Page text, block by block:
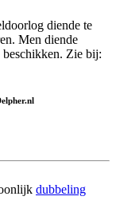
diende te
Men diende
beschikken. Zie bij:
dubbeling